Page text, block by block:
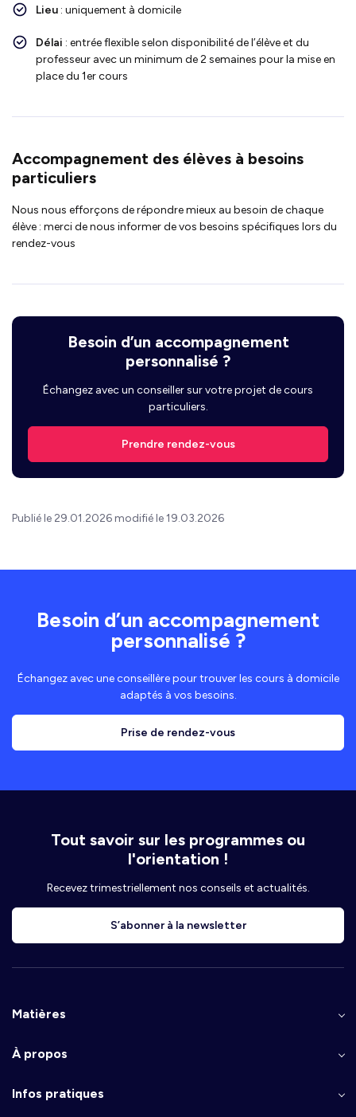
Lieu : uniquement à domicile
Délai : entrée flexible selon disponibilité de l’élève et du
professeur avec un minimum de 2 semaines pour la mise en
place du 1er cours
Accompagnement des élèves à besoins
particuliers
Nous nous efforçons de répondre mieux au besoin de chaque
élève : merci de nous informer de vos besoins spécifiques lors du
rendez-vous
Besoin d’un accompagnement
personnalisé ?
Échangez avec un conseiller sur votre projet de cours
particuliers.
Prendre rendez-vous
Publié le 29.01.2026 modifié le 19.03.2026
Besoin d’un accompagnement
personnalisé ?
Échangez avec une conseillère pour trouver les cours à domicile
adaptés à vos besoins.
Prise de rendez-vous
Tout savoir sur les programmes ou
l'orientation !
Recevez trimestriellement nos conseils et actualités.
S’abonner à la newsletter
Matières
À propos
Infos pratiques